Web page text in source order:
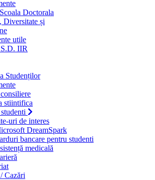
Doctorala
Diversitate și
utile
IIR
Studenților
stiintifica
uri de interes
DreamSpark
bancare pentru studenti
medicală
Cazări